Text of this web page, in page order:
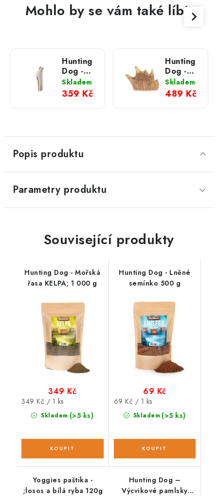
Mohlo by se vám také líbit
Hunting
Dog -
Jelení
paroží
půlené;
L
Skladem
359 Kč
Hunting
Dog -
Dančí
paroží;
L
Skladem
489 Kč
Popis produktu
Parametry produktu
Související produkty
Hunting Dog - Mořská
řasa KELPA; 1 000 g
Skladem (>5 ks)
349 Kč
Měrná
cena:
349 Kč / 1 ks
Hunting Dog - Lněné
semínko 500 g
Skladem (>5 ks)
69 Kč
Měrná
cena:
69 Kč / 1 ks
Yoggies paštika -
;losos a bílá ryba 120g
Hunting Dog –
Výcvikové pamlsky